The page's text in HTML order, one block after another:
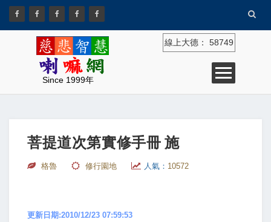
Since 1999年
線上大德： 58749
菩提道次第實修手冊 施
格魯 修行園地 人氣： 10572
更新日期:2010/12/23 07:59:53